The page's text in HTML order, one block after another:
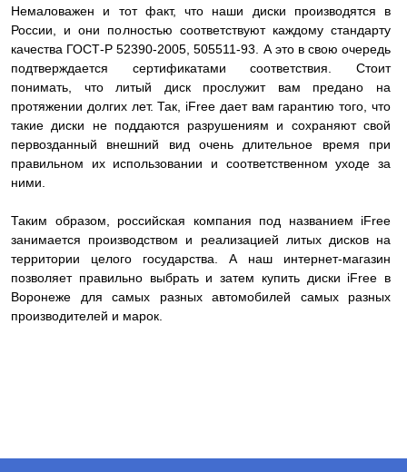
Немаловажен и тот факт, что наши диски производятся в
России, и они полностью соответствуют каждому стандарту
качества ГОСТ-Р 52390-2005, 505511-93. А это в свою очередь
подтверждается сертификатами соответствия. Стоит
понимать, что литый диск прослужит вам предано на
протяжении долгих лет. Так, iFree дает вам гарантию того, что
такие диски не поддаются разрушениям и сохраняют свой
первозданный внешний вид очень длительное время при
правильном их использовании и соответственном уходе за
ними.
Таким образом, российская компания под названием iFree
занимается производством и реализацией литых дисков на
территории целого государства. А наш интернет-магазин
позволяет правильно выбрать и затем купить диски iFree в
Воронеже для самых разных автомобилей самых разных
производителей и марок.